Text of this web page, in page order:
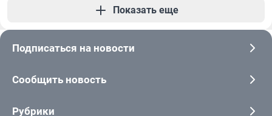
Показать еще
Подписаться на новости
Сообщить новость
Рубрики